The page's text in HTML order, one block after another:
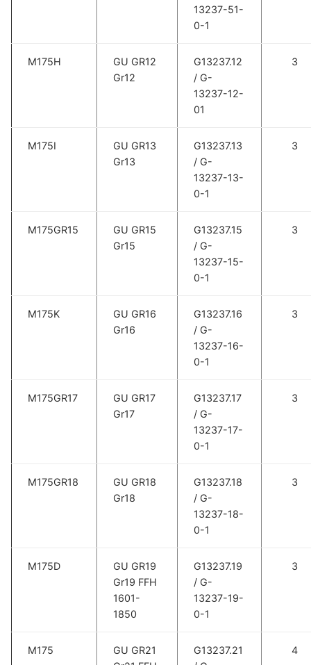
13237-51-
0-1
M175H
GU GR12
Gr12
G13237.12
/ G-
13237-12-
01
3
M175I
GU GR13
Gr13
G13237.13
/ G-
13237-13-
0-1
3
M175GR15
GU GR15
Gr15
G13237.15
/ G-
13237-15-
0-1
3
M175K
GU GR16
Gr16
G13237.16
/ G-
13237-16-
0-1
3
M175GR17
GU GR17
Gr17
G13237.17
/ G-
13237-17-
0-1
3
M175GR18
GU GR18
Gr18
G13237.18
/ G-
13237-18-
0-1
3
M175D
GU GR19
Gr19 FFH
1601-
1850
G13237.19
/ G-
13237-19-
0-1
3
M175
GU GR21
G13237.21
4